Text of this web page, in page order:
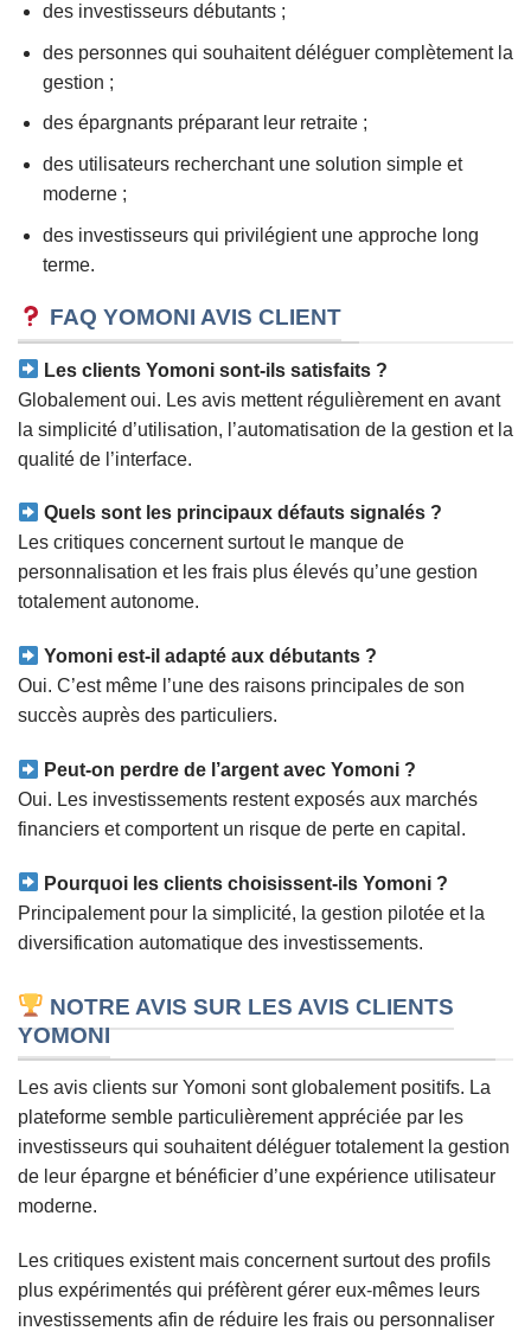
des investisseurs débutants ;
des personnes qui souhaitent déléguer complètement la
gestion ;
des épargnants préparant leur retraite ;
des utilisateurs recherchant une solution simple et
moderne ;
des investisseurs qui privilégient une approche long
terme.
FAQ YOMONI AVIS CLIENT
Les clients Yomoni sont-ils satisfaits ?
Globalement oui. Les avis mettent régulièrement en avant
la simplicité d’utilisation, l’automatisation de la gestion et la
qualité de l’interface.
Quels sont les principaux défauts signalés ?
Les critiques concernent surtout le manque de
personnalisation et les frais plus élevés qu’une gestion
totalement autonome.
Yomoni est-il adapté aux débutants ?
Oui. C’est même l’une des raisons principales de son
succès auprès des particuliers.
Peut-on perdre de l’argent avec Yomoni ?
Oui. Les investissements restent exposés aux marchés
financiers et comportent un risque de perte en capital.
Pourquoi les clients choisissent-ils Yomoni ?
Principalement pour la simplicité, la gestion pilotée et la
diversification automatique des investissements.
NOTRE AVIS SUR LES AVIS CLIENTS
YOMONI
Les avis clients sur Yomoni sont globalement positifs. La
plateforme semble particulièrement appréciée par les
investisseurs qui souhaitent déléguer totalement la gestion
de leur épargne et bénéficier d’une expérience utilisateur
moderne.
Les critiques existent mais concernent surtout des profils
plus expérimentés qui préfèrent gérer eux-mêmes leurs
investissements afin de réduire les frais ou personnaliser